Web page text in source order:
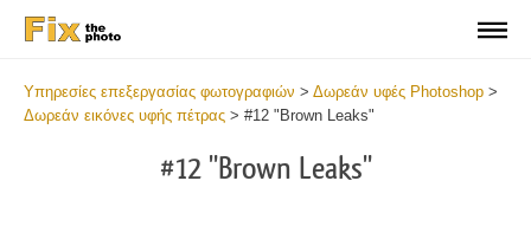
Υπηρεσίες επεξεργασίας φωτογραφιών > Δωρεάν υφές Photoshop >
Δωρεάν εικόνες υφής πέτρας > #12 "Brown Leaks"
#12 "Brown Leaks"